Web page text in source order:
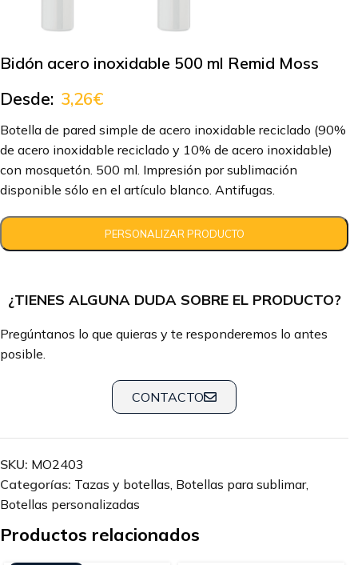
Bidón acero inoxidable 500 ml Remid Moss
Desde: 3,26€
Botella de pared simple de acero inoxidable reciclado (90%
de acero inoxidable reciclado y 10% de acero inoxidable)
con mosquetón. 500 ml. Impresión por sublimación
disponible sólo en el artículo blanco. Antifugas.
¿TIENES ALGUNA DUDA SOBRE EL PRODUCTO?
Pregúntanos lo que quieras y te responderemos lo antes
posible.
CONTACTO
SKU: MO2403
Categorías: Tazas y botellas, Botellas para sublimar,
Botellas personalizadas
Productos relacionados